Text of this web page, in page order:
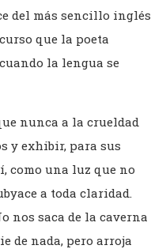
del más sencillo inglés
que la poeta
la lengua se
nunca a la crueldad
y exhibir, para sus
como una luz que no
a toda claridad.
nos saca de la caverna
de nada, pero arroja